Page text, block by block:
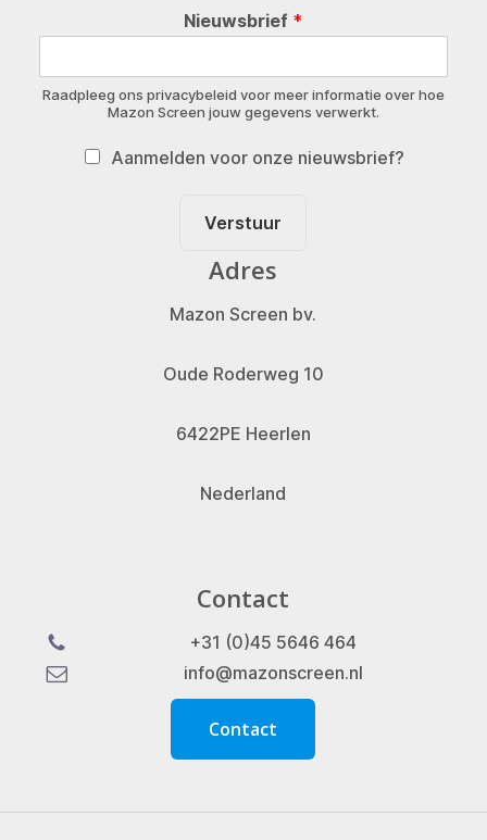
Nieuwsbrief *
Raadpleeg ons privacybeleid voor meer informatie over hoe
Mazon Screen jouw gegevens verwerkt.
Aanmelden voor onze nieuwsbrief?
Verstuur
Adres
Mazon Screen bv.
Oude Roderweg 10
6422PE Heerlen
Nederland
Contact
+31 (0)45 5646 464
info@mazonscreen.nl
Contact